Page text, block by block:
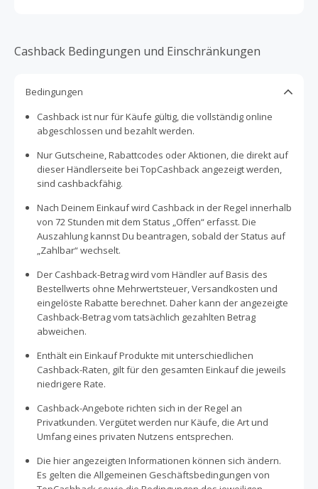
automatisch Geld zurück.
Cashback Bedingungen und Einschränkungen
Bedingungen
Cashback ist nur für Käufe gültig, die vollständig online
abgeschlossen und bezahlt werden.
Nur Gutscheine, Rabattcodes oder Aktionen, die direkt auf
dieser Händlerseite bei TopCashback angezeigt werden,
sind cashbackfähig.
Nach Deinem Einkauf wird Cashback in der Regel innerhalb
von 72 Stunden mit dem Status „Offen“ erfasst. Die
Auszahlung kannst Du beantragen, sobald der Status auf
„Zahlbar“ wechselt.
Der Cashback-Betrag wird vom Händler auf Basis des
Bestellwerts ohne Mehrwertsteuer, Versandkosten und
eingelöste Rabatte berechnet. Daher kann der angezeigte
Cashback-Betrag vom tatsächlich gezahlten Betrag
abweichen.
Enthält ein Einkauf Produkte mit unterschiedlichen
Cashback-Raten, gilt für den gesamten Einkauf die jeweils
niedrigere Rate.
Cashback-Angebote richten sich in der Regel an
Privatkunden. Vergütet werden nur Käufe, die Art und
Umfang eines privaten Nutzens entsprechen.
Die hier angezeigten Informationen können sich ändern.
Es gelten die Allgemeinen Geschäftsbedingungen von